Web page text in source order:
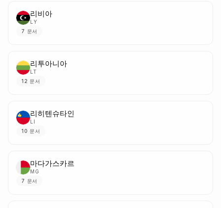
리비아
LY
7 문서
리투아니아
LT
12 문서
리히텐슈타인
LI
10 문서
마다가스카르
MG
7 문서